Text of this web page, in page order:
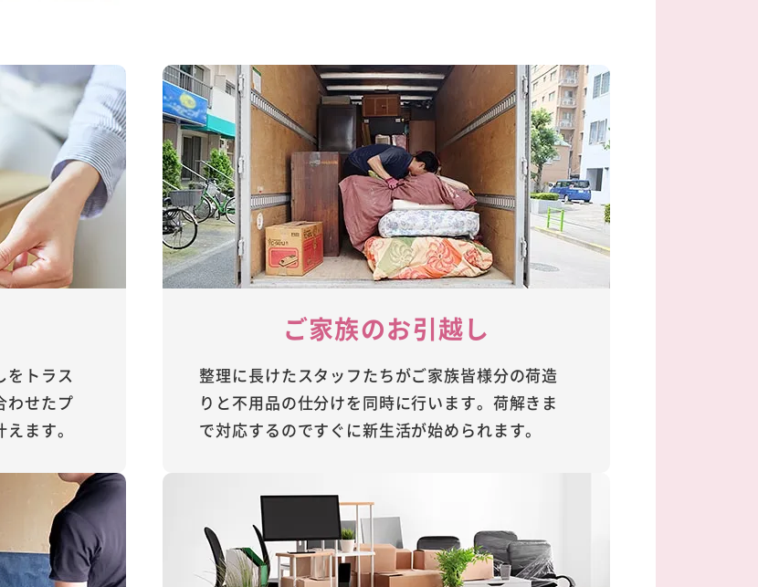
をトラス
わせたプ
ます。
ご家族のお引越し
整理に長けたスタッフたちがご家族皆様分の荷造
りと不用品の仕分けを同時に行います。荷解きま
で対応するのですぐに新生活が始められます。